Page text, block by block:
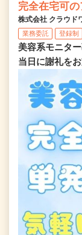
完全在宅可
株式会社 クラウド
業務委託 登録制
美容系モニタ
当日に謝礼を